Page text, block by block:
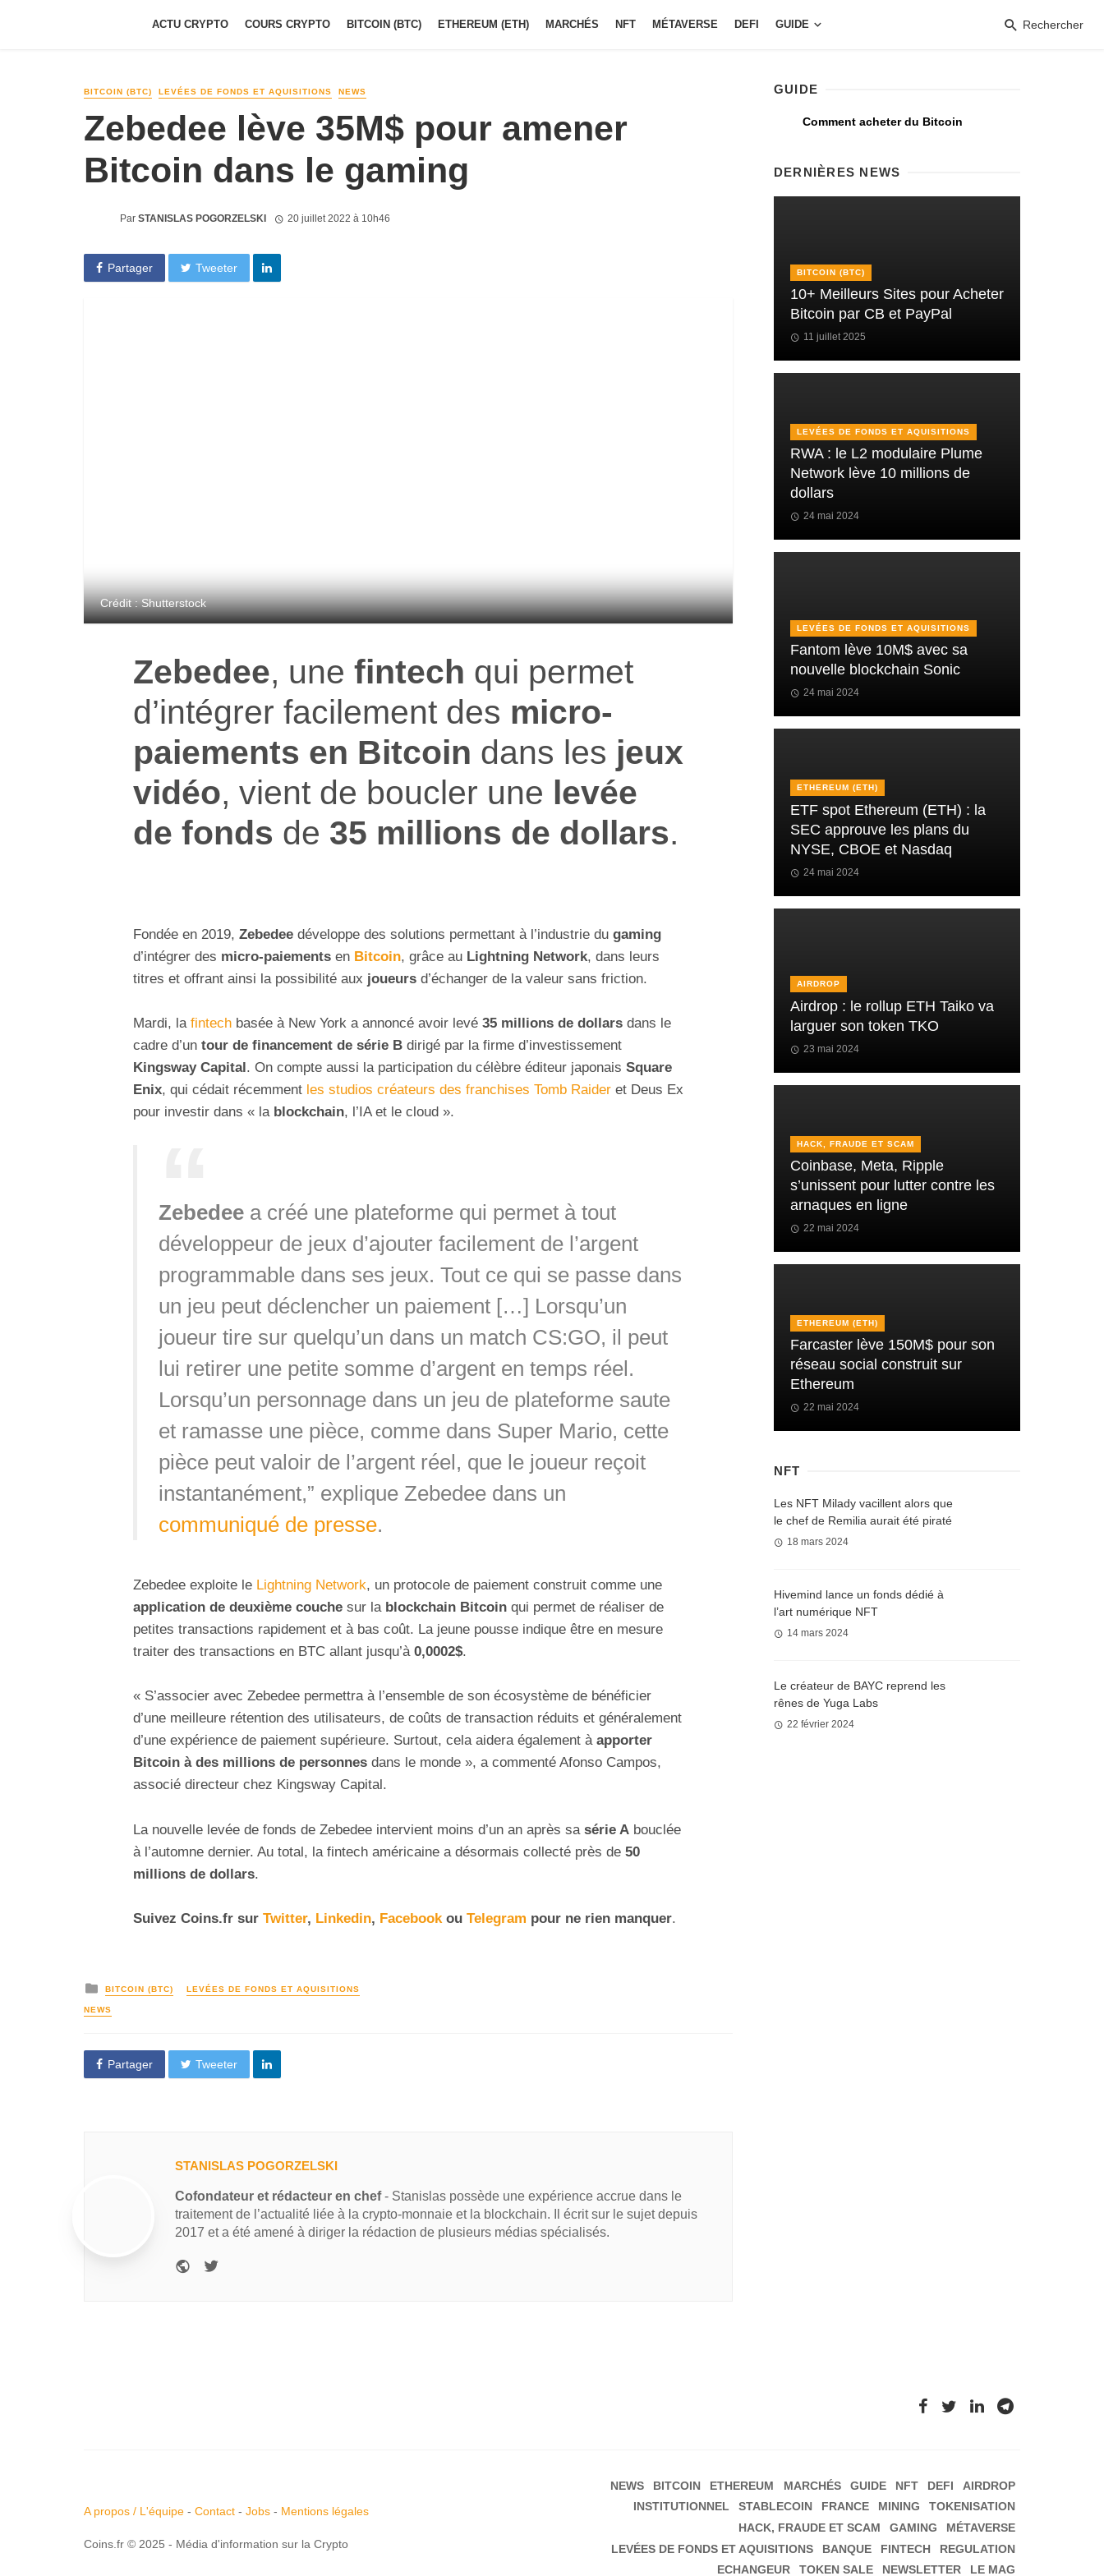
ACTU CRYPTO COURS CRYPTO BITCOIN (BTC) ETHEREUM (ETH) MARCHÉS NFT MÉTAVERSE DEFI GUIDE Rechercher
BITCOIN (BTC) LEVÉES DE FONDS ET AQUISITIONS NEWS
Zebedee lève 35M$ pour amener
Bitcoin dans le gaming
Par STANISLAS POGORZELSKI 20 juillet 2022 à 10h46
Partager Tweeter
Crédit : Shutterstock
Zebedee, une fintech qui permet
d’intégrer facilement des micro-
paiements en Bitcoin dans les jeux
vidéo, vient de boucler une levée
de fonds de 35 millions de dollars.
Fondée en 2019, Zebedee développe des solutions permettant à l’industrie du gaming
d’intégrer des micro-paiements en Bitcoin, grâce au Lightning Network, dans leurs
titres et offrant ainsi la possibilité aux joueurs d’échanger de la valeur sans friction.
Mardi, la fintech basée à New York a annoncé avoir levé 35 millions de dollars dans le
cadre d’un tour de financement de série B dirigé par la firme d’investissement
Kingsway Capital. On compte aussi la participation du célèbre éditeur japonais Square
Enix, qui cédait récemment les studios créateurs des franchises Tomb Raider et Deus Ex
pour investir dans « la blockchain, l’IA et le cloud ».
Zebedeea créé une plateforme qui permet à tout
développeur de jeux d’ajouter facilement de l’argent
programmable dans ses jeux. Tout ce qui se passe dans
un jeu peut déclencher un paiement […] Lorsqu’un
joueur tire sur quelqu’un dans un match CS:GO, il peut
lui retirer une petite somme d’argent en temps réel.
Lorsqu’un personnage dans un jeu de plateforme saute
et ramasse une pièce, comme dans Super Mario, cette
pièce peut valoir de l’argent réel, que le joueur reçoit
instantanément,” explique Zebedee dans un
communiqué de presse.
Zebedee exploite le Lightning Network, un protocole de paiement construit comme une
application de deuxième couche sur la blockchain Bitcoin qui permet de réaliser de
petites transactions rapidement et à bas coût. La jeune pousse indique être en mesure
traiter des transactions en BTC allant jusqu’à 0,0002$.
« S’associer avec Zebedee permettra à l’ensemble de son écosystème de bénéficier
d’une meilleure rétention des utilisateurs, de coûts de transaction réduits et généralement
d’une expérience de paiement supérieure. Surtout, cela aidera également à apporter
Bitcoin à des millions de personnes dans le monde », a commenté Afonso Campos,
associé directeur chez Kingsway Capital.
La nouvelle levée de fonds de Zebedee intervient moins d’un an après sa série A bouclée
à l’automne dernier. Au total, la fintech américaine a désormais collecté près de 50
millions de dollars.
Suivez Coins.fr sur Twitter, Linkedin, Facebook ou Telegram pour ne rien manquer.
BITCOIN (BTC) LEVÉES DE FONDS ET AQUISITIONS
NEWS
Partager Tweeter
STANISLAS POGORZELSKI
Cofondateur et rédacteur en chef- Stanislas possède une expérience accrue dans le
traitement de l’actualité liée à la crypto-monnaie et la blockchain. Il écrit sur le sujet depuis
2017 et a été amené à diriger la rédaction de plusieurs médias spécialisés.
GUIDE
Comment acheter du Bitcoin
DERNIÈRES NEWS
BITCOIN (BTC)
10+ Meilleurs Sites pour Acheter
Bitcoin par CB et PayPal
11 juillet 2025
LEVÉES DE FONDS ET AQUISITIONS
RWA : le L2 modulaire Plume
Network lève 10 millions de
dollars
24 mai 2024
LEVÉES DE FONDS ET AQUISITIONS
Fantom lève 10M$ avec sa
nouvelle blockchain Sonic
24 mai 2024
ETHEREUM (ETH)
ETF spot Ethereum (ETH) : la
SEC approuve les plans du
NYSE, CBOE et Nasdaq
24 mai 2024
AIRDROP
Airdrop : le rollup ETH Taiko va
larguer son token TKO
23 mai 2024
HACK, FRAUDE ET SCAM
Coinbase, Meta, Ripple
s’unissent pour lutter contre les
arnaques en ligne
22 mai 2024
ETHEREUM (ETH)
Farcaster lève 150M$ pour son
réseau social construit sur
Ethereum
22 mai 2024
NFT
Les NFT Milady vacillent alors que
le chef de Remilia aurait été piraté
18 mars 2024
Hivemind lance un fonds dédié à
l’art numérique NFT
14 mars 2024
Le créateur de BAYC reprend les
rênes de Yuga Labs
22 février 2024
A propos / L'équipe - Contact - Jobs - Mentions légales
Coins.fr © 2025 - Média d'information sur la Crypto
NEWS BITCOIN ETHEREUM MARCHÉS GUIDE NFT DEFI
AIRDROP
INSTITUTIONNEL
STABLECOIN FRANCE MINING
TOKENISATION
HACK, FRAUDE ET SCAM
GAMING
MÉTAVERSE
LEVÉES DE FONDS ET AQUISITIONS
BANQUE FINTECH
REGULATION
ECHANGEUR
TOKEN SALE NEWSLETTER LE MAG